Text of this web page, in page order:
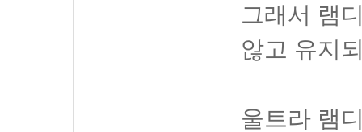
그래서 램
않고 유지
울트라 램